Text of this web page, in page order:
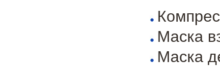
Маска
Маска